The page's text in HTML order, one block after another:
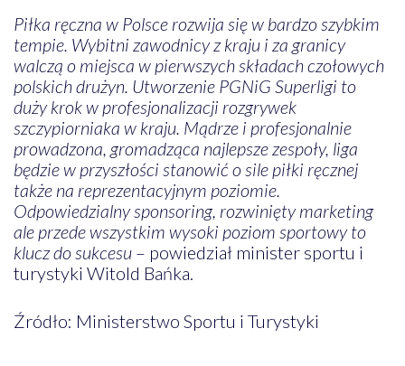
Piłka ręczna w Polsce rozwija się w bardzo szybkim
tempie. Wybitni zawodnicy z kraju i za granicy
walczą o miejsca w pierwszych składach czołowych
polskich drużyn. Utworzenie PGNiG Superligi to
duży krok w profesjonalizacji rozgrywek
szczypiorniaka w kraju. Mądrze i profesjonalnie
prowadzona, gromadząca najlepsze zespoły, liga
będzie w przyszłości stanowić o sile piłki ręcznej
także na reprezentacyjnym poziomie.
Odpowiedzialny sponsoring, rozwinięty marketing
ale przede wszystkim wysoki poziom sportowy to
klucz do sukcesu– powiedział minister sportu i
turystyki Witold Bańka.
Źródło: Ministerstwo Sportu i Turystyki